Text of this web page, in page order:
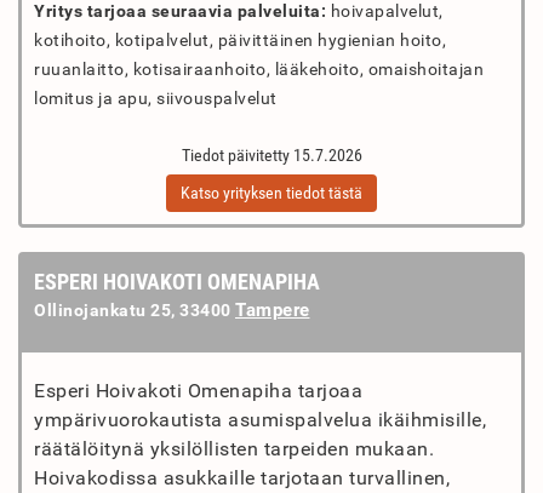
Yritys tarjoaa seuraavia palveluita: hoivapalvelut,
kotihoito, kotipalvelut, päivittäinen hygienian hoito,
ruuanlaitto, kotisairaanhoito, lääkehoito, omaishoitajan
lomitus ja apu, siivouspalvelut
Tiedot päivitetty 15.7.2026
Katso yrityksen tiedot tästä
ESPERI HOIVAKOTI OMENAPIHA
Ollinojankatu 25, 33400 Tampere
Esperi Hoivakoti Omenapiha tarjoaa
ympärivuorokautista asumispalvelua ikäihmisille,
räätälöitynä yksilöllisten tarpeiden mukaan.
Hoivakodissa asukkaille tarjotaan turvallinen,